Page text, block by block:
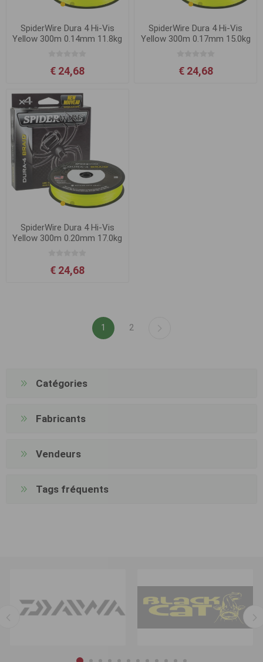
SpiderWire Dura 4 Hi-Vis
Yellow 300m 0.14mm 11.8kg
€ 24,68
SpiderWire Dura 4 Hi-Vis
Yellow 300m 0.17mm 15.0kg
€ 24,68
SpiderWire Dura 4 Hi-Vis
Yellow 300m 0.20mm 17.0kg
€ 24,68
1 2
Catégories
Fabricants
Vendeurs
Tags fréquents